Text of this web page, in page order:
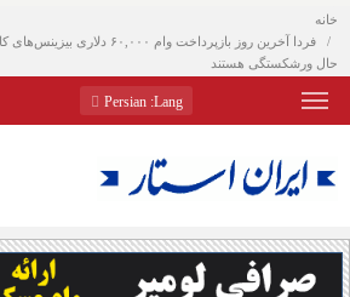
خانه
فردا آخرین روز بازپرداخت وام
حال ورشکستگی هستند
Lang
: Persian